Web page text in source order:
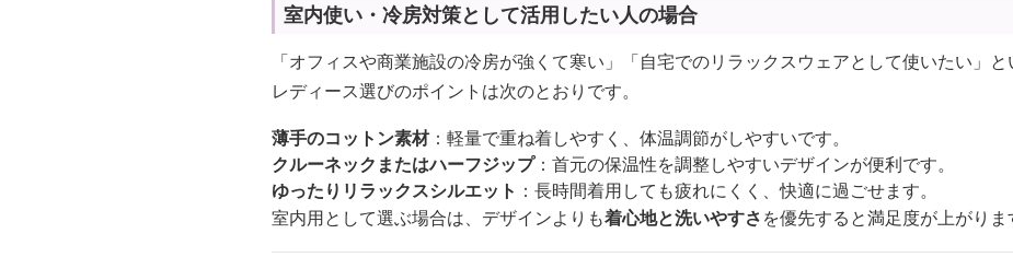
室内使い・冷房対策として活用したい人の場合
「オフィスや商業施設の冷房が強くて寒い」「自宅でのリラックスウェアとして使いたい」
レディース選びのポイントは次のとおりです。
薄手のコットン素材：軽量で重ね着しやすく、体温調節がしやすいです。
クルーネックまたはハーフジップ：首元の保温性を調整しやすいデザインが便利です。
ゆったりリラックスシルエット ：長時間着用しても疲れにくく、快適に過ごせます。
室内用として選ぶ場合は、デザインよりも着心地と洗いやすさを優先すると満足度が上がりま